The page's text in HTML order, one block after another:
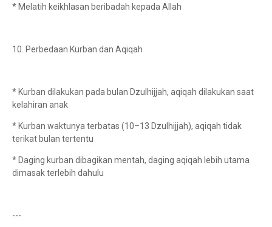
* Melatih keikhlasan beribadah kepada Allah
10. Perbedaan Kurban dan Aqiqah
* Kurban dilakukan pada bulan Dzulhijjah, aqiqah dilakukan saat
kelahiran anak
* Kurban waktunya terbatas (10–13 Dzulhijjah), aqiqah tidak
terikat bulan tertentu
* Daging kurban dibagikan mentah, daging aqiqah lebih utama
dimasak terlebih dahulu
---